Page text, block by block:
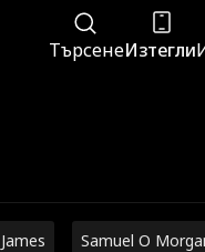
ТърсенеИзтегли
Samuel O